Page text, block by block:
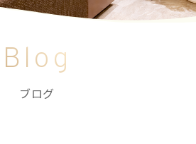
Blog
ブログ